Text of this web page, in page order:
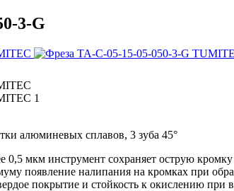
3-G
алюминевых сплавов, 3 зуба 45°
мкм инструмент сохраняет острую
появление налипания на кромках при
покрытие и стойкость к окислению